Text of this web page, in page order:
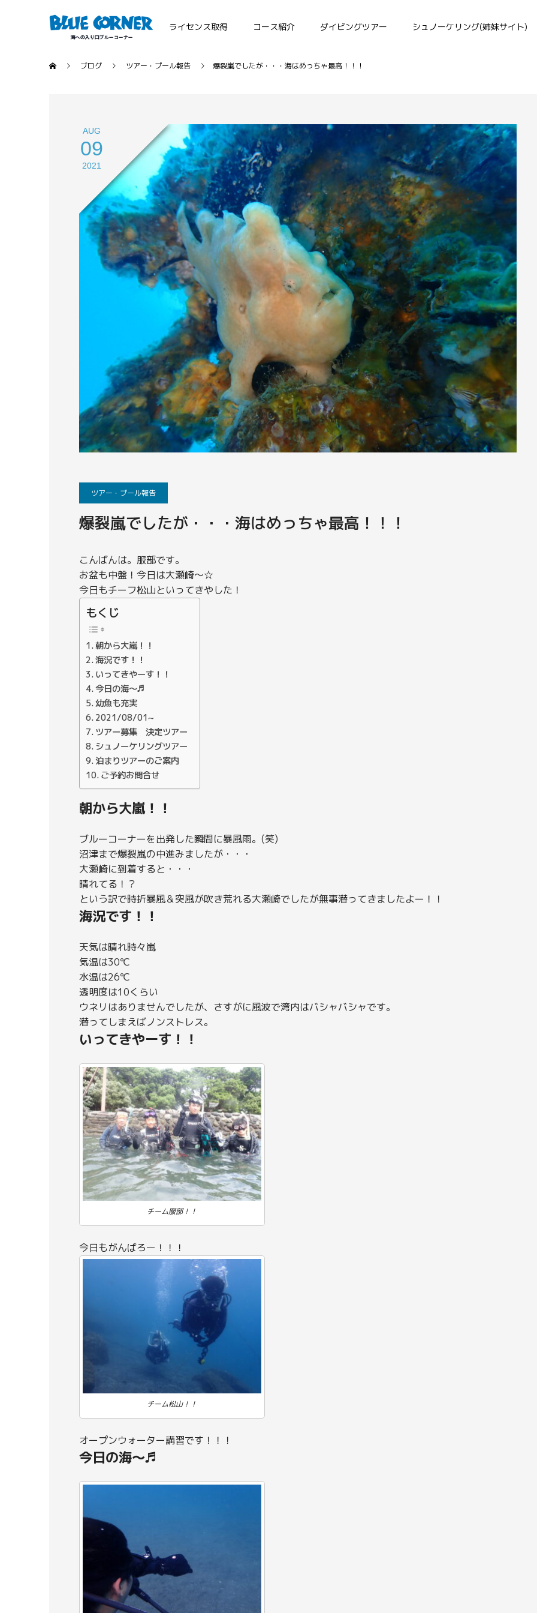
ライセンス取得 コース紹介 ダイビングツアー シュノーケリング(姉妹サイト)
ブログ ツアー・プール報告 爆裂嵐でしたが・・・海はめっちゃ最高！！！
AUG
09
2021
ツアー・プール報告
爆裂嵐でしたが・・・海はめっちゃ最高！！！
こんばんは。服部です。
お盆も中盤！今日は大瀬崎～☆
今日もチーフ松山といってきやした！
もくじ
朝から大嵐！！
海況です！！
いってきやーす！！
今日の海～♬
幼魚も充実
2021/08/01~
ツアー募集 決定ツアー
シュノーケリングツアー
泊まりツアーのご案内
ご予約お問合せ
朝から大嵐！！
ブルーコーナーを出発した瞬間に暴風雨。(笑)
沼津まで爆裂嵐の中進みましたが・・・
大瀬崎に到着すると・・・
晴れてる！？
という訳で時折暴風＆突風が吹き荒れる大瀬崎でしたが無事潜ってきましたよー！！
海況です！！
天気は晴れ時々嵐
気温は30℃
水温は26℃
透明度は10くらい
ウネリはありませんでしたが、さすがに風波で湾内はバシャバシャです。
潜ってしまえばノンストレス。
いってきやーす！！
チーム服部！！
今日もがんばろー！！！
チーム松山！！
オープンウォーター講習です！！！
今日の海～♬